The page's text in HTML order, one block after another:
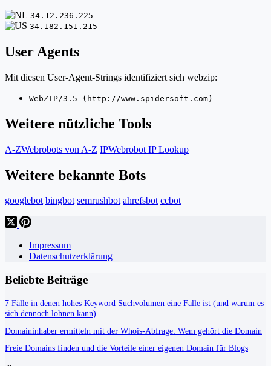
34.12.236.225
34.182.151.215
User Agents
Mit diesen User-Agent-Strings identifiziert sich webzip:
WebZIP/3.5 (http://www.spidersoft.com)
Weitere nützliche Tools
A-ZWebrobots von A-Z IPWebrobot IP Lookup
Weitere bekannte Bots
googlebot bingbot semrushbot ahrefsbot ccbot
Impressum
Datenschutzerklärung
Beliebte Beiträge
7 Fälle in denen hohes Keyword Suchvolumen eine Falle ist (und warum es
sich dennoch lohnen kann)
Domaininhaber ermitteln mit der Whois-Abfrage: Wem gehört die Domain
Freie Domains finden und die Vorteile einer eigenen Domain für Blogs